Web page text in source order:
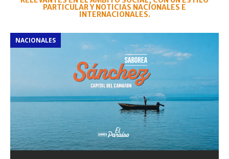
PARTICULAR Y NOTICIAS NACIONALES E
INTERNACIONALES.
NACIONALES